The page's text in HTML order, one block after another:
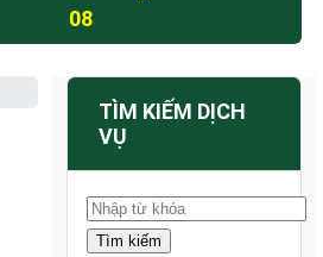
08
TÌM KIẾM DỊCH
VỤ